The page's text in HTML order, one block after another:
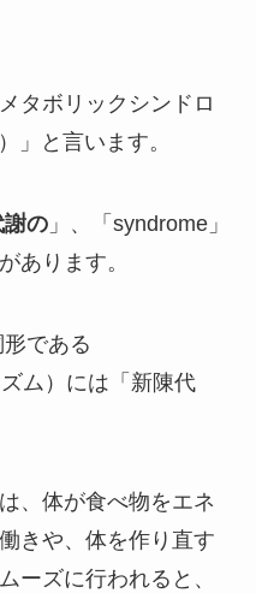
タボリックシンドロ
」と言います。
謝の」、「syndrome」
あります。
である
ム）には「新陳代
、体が食べ物をエネ
きや、体を作り直す
ーズに行われると、